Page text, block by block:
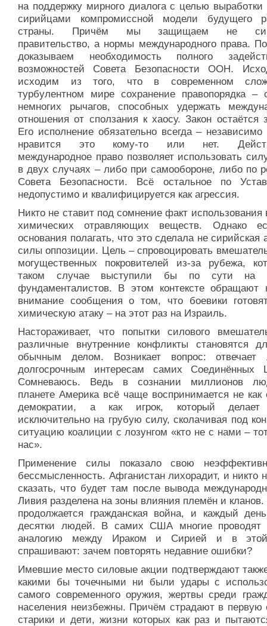
на поддержку мирного диалога с целью
сирийцами компромиссной модели будущего
страны. Причём мы защищаем не
правительство, а нормы международного права.
доказываем необходимость полного
возможностей Совета Безопасности ООН.
исходим из того, что в современном
турбулентном мире сохранение правопорядка –
немногих рычагов, способных удержать
отношения от сползания к хаосу. Закон остаётся
Его исполнение обязательно всегда – независимо
нравится это кому-то или нет.
международное право позволяет использовать
в двух случаях – либо при самообороне, либо по
Совета Безопасности. Всё остальное по
недопустимо и квалифицируется как агрессия.
Никто не ставит под сомнение факт
химических отравляющих веществ. Однако
основания полагать, что это сделала не сирийская
силы оппозиции. Цель – спровоцировать
могущественных покровителей из-за рубежа,
таком случае выступили бы по сути на
фундаменталистов. В этом контексте обращают
внимание сообщения о том, что боевики
химическую атаку – на этот раз на Израиль.
Настораживает, что попытки силового
различные внутренние конфликты становятся
обычным делом. Возникает вопрос:
долгосрочным интересам самих Соединённых
Сомневаюсь. Ведь в сознании миллионов
планете Америка всё чаще воспринимается не как
демократии, а как игрок, который делает
исключительно на грубую силу, сколачивая под
ситуацию коалиции с лозунгом «кто не с нами –
нас».
Применение силы показало свою
бессмысленность. Афганистан лихорадит, и никто
сказать, что будет там после вывода
Ливия разделена на зоны влияния племён и
продолжается гражданская война, и каждый
десятки людей. В самих США многие проводят
аналогию между Ираком и Сирией и в
спрашивают: зачем повторять недавние ошибки?
Имевшие место силовые акции подтверждают
какими бы точечными ни были удары с
самого современного оружия, жертвы среди
населения неизбежны. Причём страдают в первую
старики и дети, жизни которых как раз и